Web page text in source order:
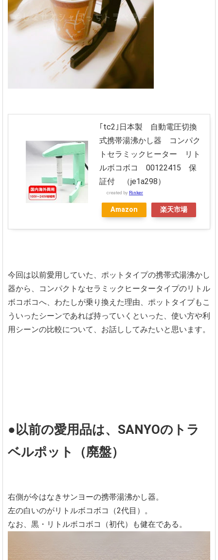
｢tc2｣日本製 自動電圧切換
式携帯湯沸かし器 コンパク
トセラミックヒーター リト
ルボコボコ 00122415 保
証付 （je1a298）
created by Rinker
Amazon 楽天市場
今回は以前愛用していた、ポットタイプの携帯式湯沸かし
器から、コンパクトなセラミックヒータータイプのリトル
ボコボコへ、わたしが乗り換えた理由、ポットタイプもこ
ういったシーンであれば持っていくといった、使い方や利
用シーンの比較について、お話ししてみたいと思います。
●以前の愛用品は、SANYOのトラ
ベルポット（廃盤）
右側が今はなきサンヨーの携帯湯沸かし器。
左の白いのがリトルボコボコ（2代目）。
なお、黒・リトルボコボコ（初代）も健在である。